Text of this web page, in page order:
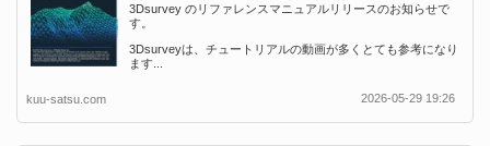
3Dsurvey のリファレンスマニュアルリリースのお知らせで
す。
3Dsurveyは、チュートリアルの動画が多くとても参考になり
ます...
kuu-satsu.com 2026-05-29 19:26